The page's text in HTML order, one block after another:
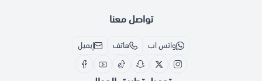
تواصل معنا
واتس اب هاتف إيميل